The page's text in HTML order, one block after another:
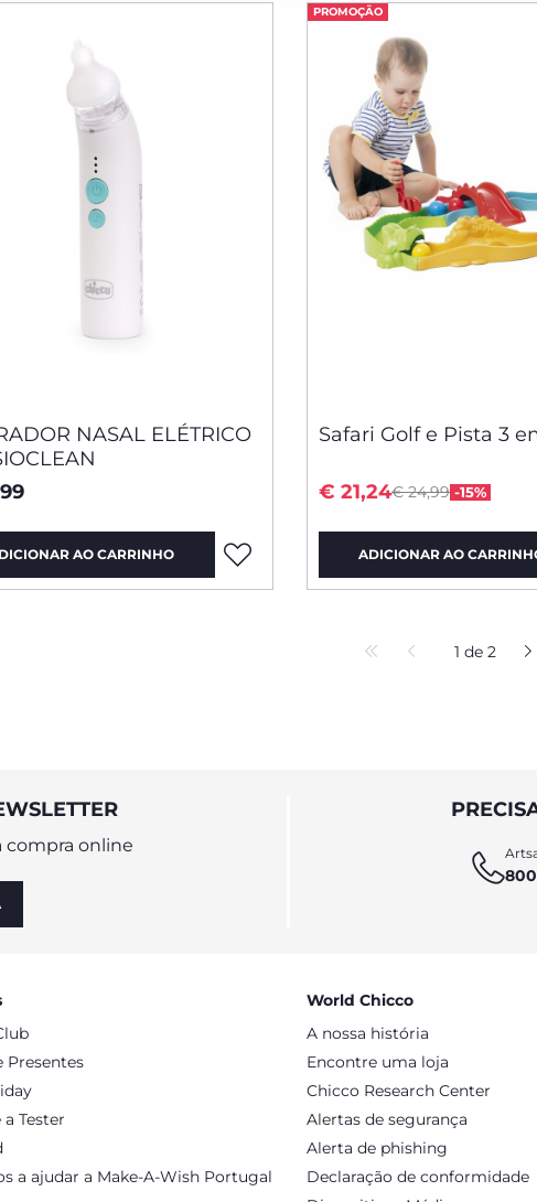
NASAL ELÉTRICO
AO CARRINHO
PROMOÇÃO
Safari Golf e Pista 3
Price reduced from
€ 24,99 -15%
to
€ 21,24
ADICIONAR AO
1 de 2
compra online
Presentes
Tester
a ajudar a Make-A-Wish Portugal
World Chicco
A nossa história
Encontre uma loja
Chicco Research Center
Alertas de segurança
Alerta de phishing
Declaração de conformidade